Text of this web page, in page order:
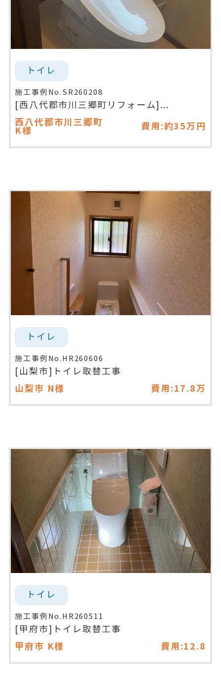
トイレ
施工事例No.SR260208
[西八代郡市川三郷町リフォーム]...
西八代郡市川三郷町
K様 費用:約35万円
トイレ
施工事例No.HR260606
[山梨市]トイレ取替工事
山梨市 N様 費用:17.8万
トイレ
施工事例No.HR260511
[甲府市]トイレ取替工事
甲府市 K様 費用:12.8